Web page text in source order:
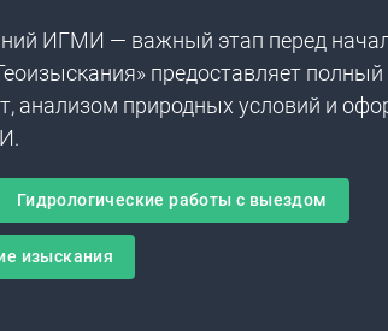
ИГМИ — важный этап перед
предоставляет
анализом природных условий и
Гидрологические работы с выездом
изыскания